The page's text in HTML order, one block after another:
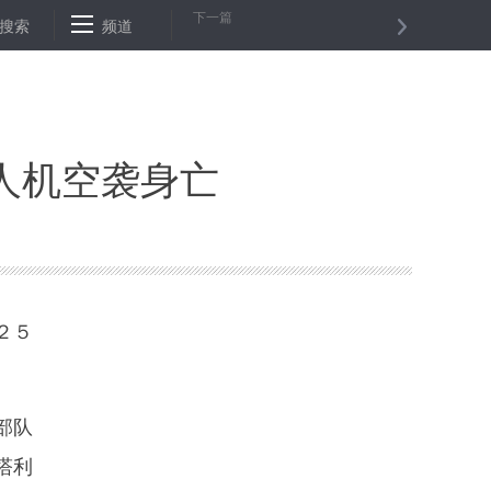
俄向土耳其和南欧供气项目二线工程开工 全国政协十三届常委会第
搜索 频道 下一篇
机空袭身亡
５
队
利